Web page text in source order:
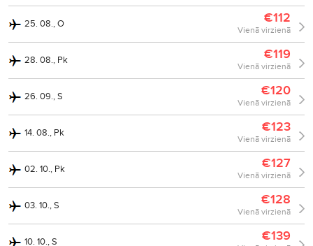
25. 08., O €112
Vienā virzienā
28. 08., Pk €119
Vienā virzienā
26. 09., S €120
Vienā virzienā
14. 08., Pk €123
Vienā virzienā
02. 10., Pk €127
Vienā virzienā
03. 10., S €128
Vienā virzienā
10. 10., S €139